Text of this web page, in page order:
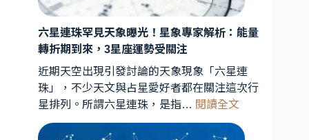
六星連珠罕見天象曝光！星象專家解析：能量
轉折期到來，3星座運勢受關注
近期天空出現引發討論的天象現象「六星連
珠」，不少天文與占星愛好者都在關注這次行
星排列。所謂六星連珠，是指… 閱讀全文:
星